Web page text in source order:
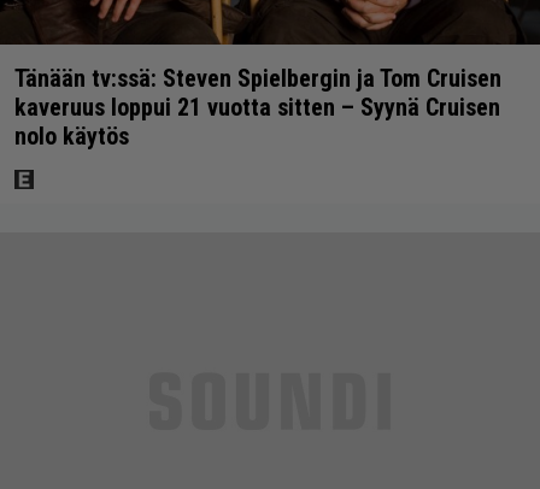
Tänään tv:ssä: Steven Spielbergin ja Tom Cruisen
kaveruus loppui 21 vuotta sitten – Syynä Cruisen
nolo käytös